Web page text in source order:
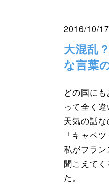
2016/10/17
大混乱
な言葉
どの国に
って全く違
天気の話
「キャベツ
私がフラ
聞こえて
た。